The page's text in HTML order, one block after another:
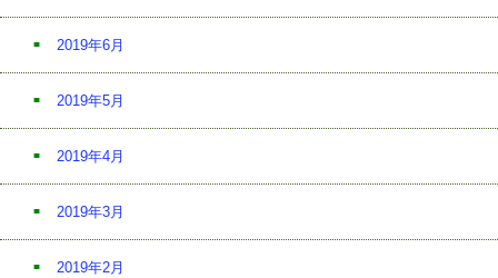
2019年6月
2019年5月
2019年4月
2019年3月
2019年2月